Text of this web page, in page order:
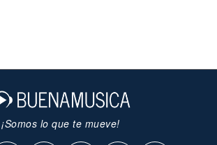
¡Somos lo que te mueve!